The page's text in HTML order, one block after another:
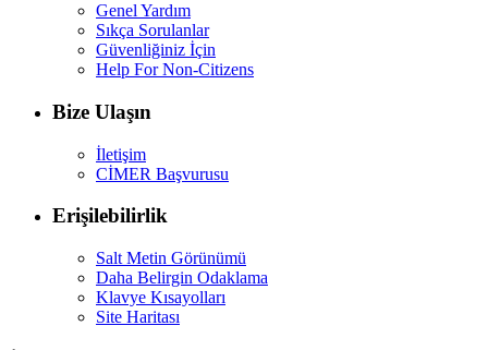
Genel Yardım
Sıkça Sorulanlar
Güvenliğiniz İçin
Help For Non-Citizens
Bize Ulaşın
İletişim
CİMER Başvurusu
Erişilebilirlik
Salt Metin Görünümü
Daha Belirgin Odaklama
Klavye Kısayolları
Site Haritası